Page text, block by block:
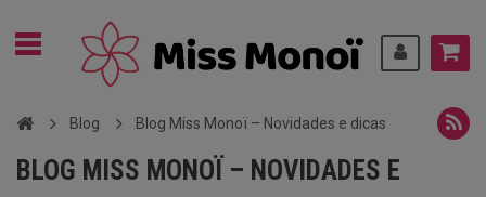
Blog Blog Miss Monoï – Novidades e dicas
BLOG MISS MONOÏ – NOVIDADES E